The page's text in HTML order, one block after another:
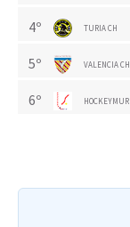
4º TURIA CH
5º VALENCIA CH
6º HOCKEYMUR